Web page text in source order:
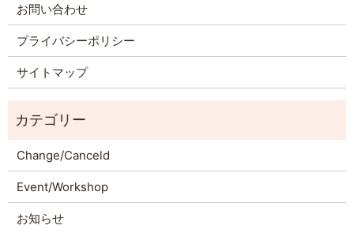
お問い合わせ
プライバシーポリシー
サイトマップ
Change/Canceld
Event/Workshop
お知らせ